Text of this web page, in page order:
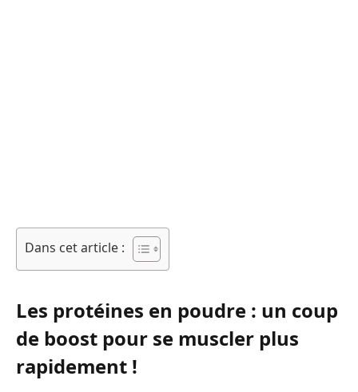
Dans cet article :
Les protéines en poudre : un coup
de boost pour se muscler plus
rapidement !